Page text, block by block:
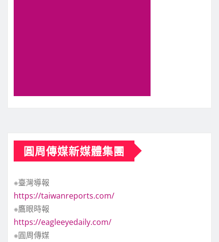
圓周傳媒新媒體集團
※臺灣導報
https://taiwanreports.com/
※鷹眼時報
https://eagleeyedaily.com/
※圓周傳媒